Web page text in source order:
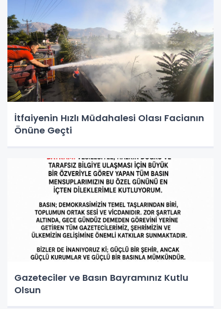
İtfaiyenin Hızlı Müdahalesi Olası Facianın
Önüne Geçti
Gazeteciler ve Basın Bayramınız Kutlu
Olsun